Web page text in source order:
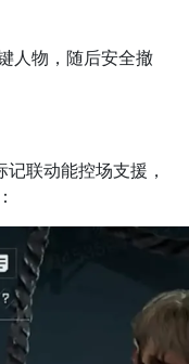
物，随后安全撤
联动能控场支援，